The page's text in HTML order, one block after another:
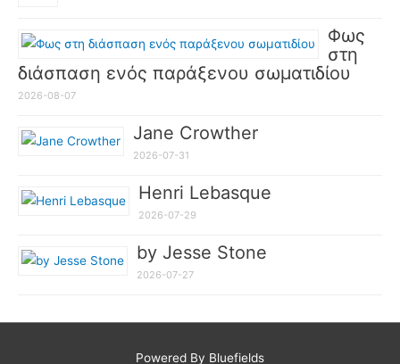
Φως
στη
διάσπαση ενός παράξενου σωματιδίου
2026-08-07
Jane Crowther
2026-07-31
Henri Lebasque
2026-07-29
by Jesse Stone
2026-07-27
Powered By Bluefields